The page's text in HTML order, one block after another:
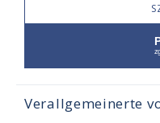
Verallgemeinerte